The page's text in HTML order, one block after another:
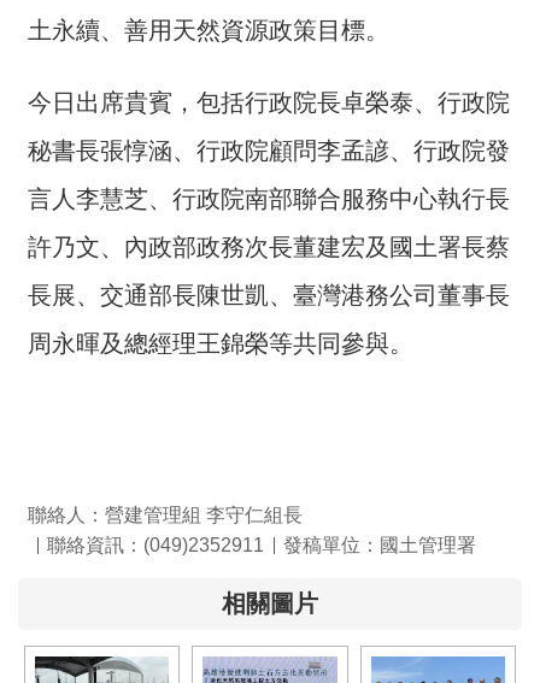
網
安
政
隱
權
護
網
站
開
放
土永續、善用天然資源政策目標。
今日出席貴賓，包括行政院長卓榮泰、行政院
秘書長張惇涵、行政院顧問李孟諺、行政院發
言人李慧芝、行政院南部聯合服務中心執行長
許乃文、內政部政務次長董建宏及國土署長蔡
長展、交通部長陳世凱、臺灣港務公司董事長
周永暉及總經理王錦榮等共同參與。
聯絡人：營建管理組 李守仁組長
聯絡資訊：(049)2352911
發稿單位：國土管理署
相關圖片